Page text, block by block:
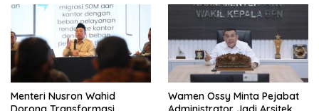
​Menteri Nusron Wahid
Wamen Ossy Minta Pejabat